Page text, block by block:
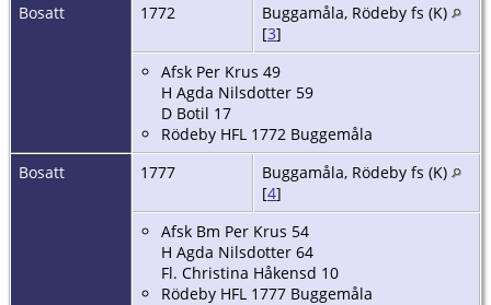
Bosatt
1772
Buggamåla, Rödeby fs (K)
[3]
Afsk Per Krus 49
H Agda Nilsdotter 59
D Botil 17
Rödeby HFL 1772 Buggemåla
Bosatt
1777
Buggamåla, Rödeby fs (K)
[4]
Afsk Bm Per Krus 54
H Agda Nilsdotter 64
Fl. Christina Håkensd 10
Rödeby HFL 1777 Buggemåla